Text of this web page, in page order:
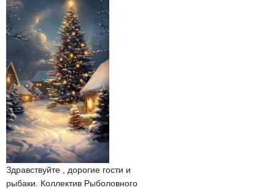
Здравствуйте , дорогие гости и
рыбаки. Коллектив Рыболовного